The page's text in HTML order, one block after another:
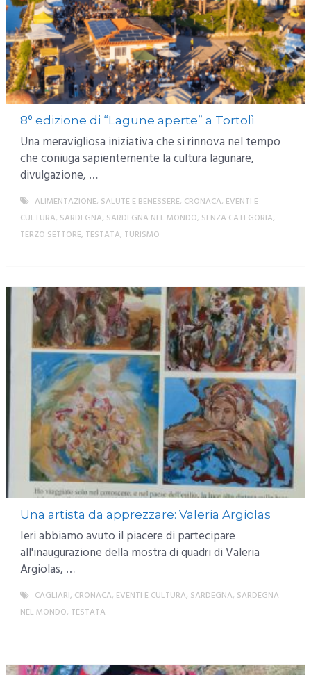
8° edizione di “Lagune aperte” a Tortolì
Una meravigliosa iniziativa che si rinnova nel tempo
che coniuga sapientemente la cultura lagunare,
divulgazione, …
ALIMENTAZIONE, SALUTE E BENESSERE, CRONACA, EVENTI E
CULTURA, SARDEGNA, SARDEGNA NEL MONDO, SENZA CATEGORIA,
TERZO SETTORE, TESTATA, TURISMO
Una artista da apprezzare: Valeria Argiolas
Ieri abbiamo avuto il piacere di partecipare
all'inaugurazione della mostra di quadri di Valeria
Argiolas, …
CAGLIARI, CRONACA, EVENTI E CULTURA, SARDEGNA, SARDEGNA
NEL MONDO, TESTATA